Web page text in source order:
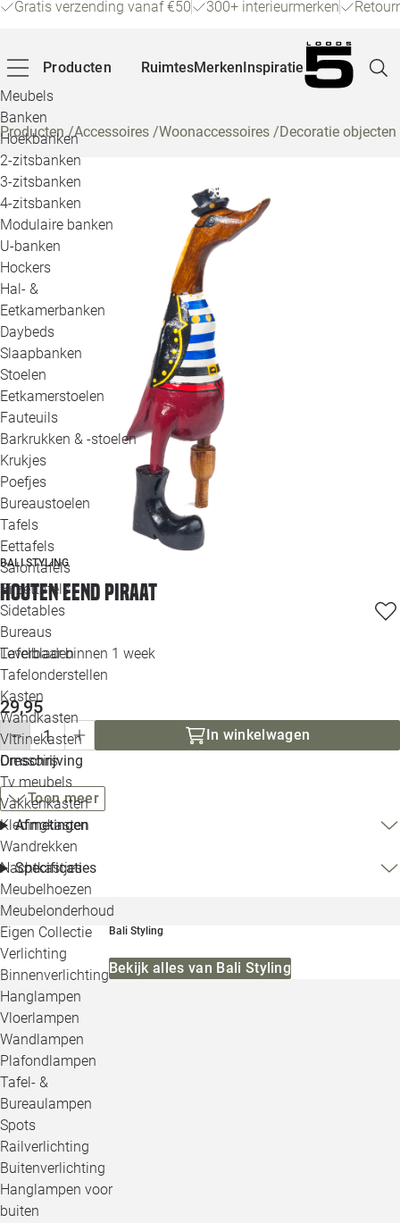
Gratis verzending vanaf €50 300+ interieurmerken
Producten
Meubels
Banken
Hoekbanken
2-zitsbanken
3-zitsbanken
4-zitsbanken
Modulaire banken
U-banken
Hockers
Hal- &
Eetkamerbanken
Daybeds
Slaapbanken
Stoelen
Eetkamerstoelen
Fauteuils
Barkrukken & -stoelen
Krukjes
Poefjes
Bureaustoelen
Tafels
Eettafels
Salontafels
Bijzettafels
Sidetables
Bureaus
Tafelbladen
Tafelonderstellen
Kasten
Wandkasten
Vitrinekasten
Dressoirs
Tv meubels
Vakkenkasten
Kledingkasten
Wandrekken
Nachtkastjes
Meubelhoezen
Meubelonderhoud
Eigen Collectie
Verlichting
Binnenverlichting
Hanglampen
Vloerlampen
Wandlampen
Plafondlampen
Tafel- &
Bureaulampen
Spots
Railverlichting
Buitenverlichting
Hanglampen voor
buiten
RuimtesMerkenInspiratie
Producten/Accessoires /Woonaccessoires /Decoratie objecten
BALI STYLING
Houten eend piraat
Leverbaar binnen 1 week
29,95
In winkelwagen
Omschrijving
Toon meer
Afmetingen
Specificaties
Bali Styling
Bekijk alles van Bali Styling